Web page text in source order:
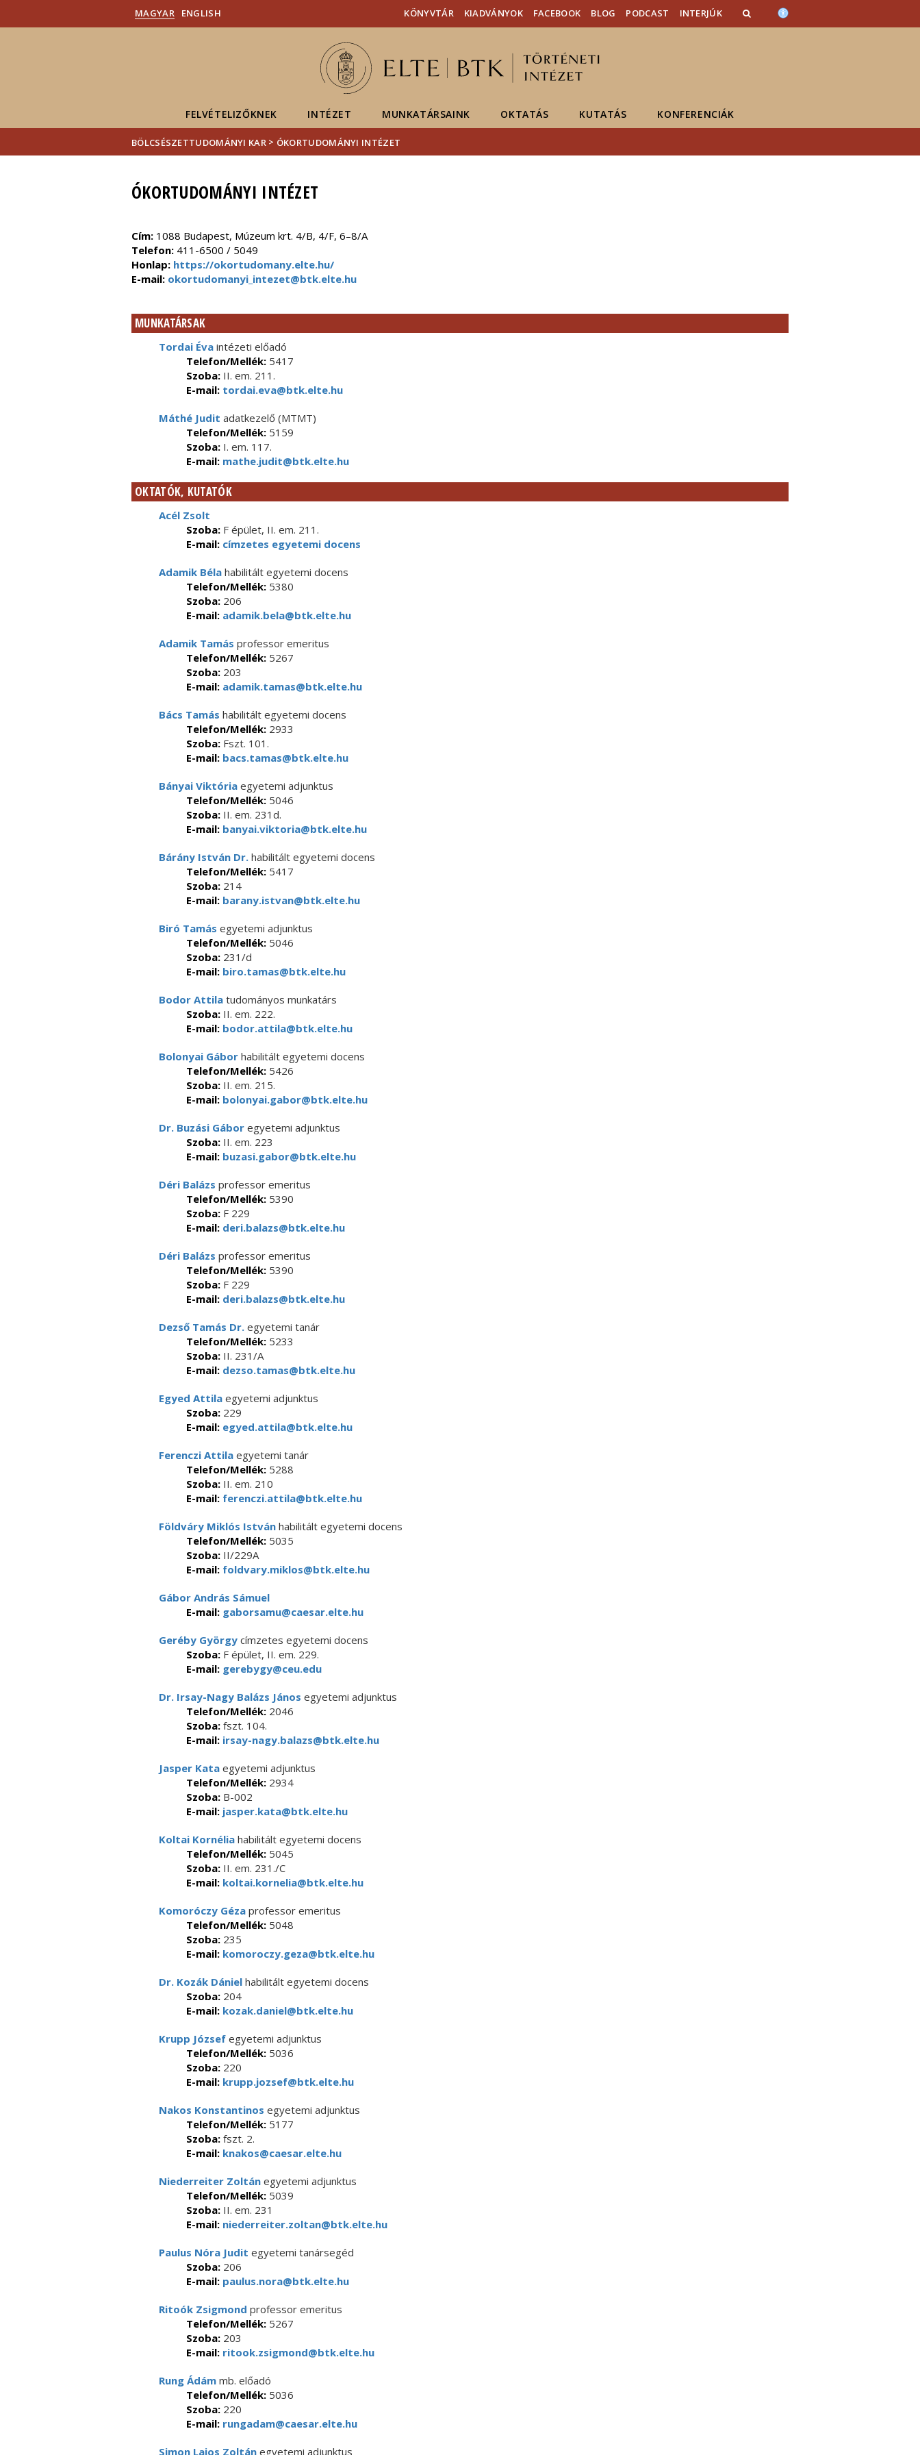
Hírek
Események
ELTE a
MAGYAR ENGLISH KÖNYVTÁR KIADVÁNYOK FACEBOOK BLOG PODCAST INTERJÚK
FELVÉTELIZŐKNEK INTÉZET MUNKATÁRSAINK OKTATÁS KUTATÁS KONFERENCIÁK
BÖLCSÉSZETTUDOMÁNYI KAR > ÓKORTUDOMÁNYI INTÉZET
ÓKORTUDOMÁNYI INTÉZET
Cím: 1088 Budapest, Múzeum krt. 4/B, 4/F, 6–8/A
Telefon: 411-6500 / 5049
Honlap: https://okortudomany.elte.hu/
E-mail: okortudomanyi_intezet@btk.elte.hu
MUNKATÁRSAK
Tordai Éva intézeti előadó
Telefon/Mellék: 5417
Szoba: II. em. 211.
E-mail: tordai.eva@btk.elte.hu
Máthé Judit adatkezelő (MTMT)
Telefon/Mellék: 5159
Szoba: I. em. 117.
E-mail: mathe.judit@btk.elte.hu
OKTATÓK, KUTATÓK
Acél Zsolt
Szoba: F épület, II. em. 211.
E-mail: címzetes egyetemi docens
Adamik Béla habilitált egyetemi docens
Telefon/Mellék: 5380
Szoba: 206
E-mail: adamik.bela@btk.elte.hu
Adamik Tamás professor emeritus
Telefon/Mellék: 5267
Szoba: 203
E-mail: adamik.tamas@btk.elte.hu
Bács Tamás habilitált egyetemi docens
Telefon/Mellék: 2933
Szoba: Fszt. 101.
E-mail: bacs.tamas@btk.elte.hu
Bányai Viktória egyetemi adjunktus
Telefon/Mellék: 5046
Szoba: II. em. 231d.
E-mail: banyai.viktoria@btk.elte.hu
Bárány István Dr. habilitált egyetemi docens
Telefon/Mellék: 5417
Szoba: 214
E-mail: barany.istvan@btk.elte.hu
Biró Tamás egyetemi adjunktus
Telefon/Mellék: 5046
Szoba: 231/d
E-mail: biro.tamas@btk.elte.hu
Bodor Attila tudományos munkatárs
Szoba: II. em. 222.
E-mail: bodor.attila@btk.elte.hu
Bolonyai Gábor habilitált egyetemi docens
Telefon/Mellék: 5426
Szoba: II. em. 215.
E-mail: bolonyai.gabor@btk.elte.hu
Dr. Buzási Gábor egyetemi adjunktus
Szoba: II. em. 223
E-mail: buzasi.gabor@btk.elte.hu
Déri Balázs professor emeritus
Telefon/Mellék: 5390
Szoba: F 229
E-mail: deri.balazs@btk.elte.hu
Déri Balázs professor emeritus
Telefon/Mellék: 5390
Szoba: F 229
E-mail: deri.balazs@btk.elte.hu
Dezső Tamás Dr. egyetemi tanár
Telefon/Mellék: 5233
Szoba: II. 231/A
E-mail: dezso.tamas@btk.elte.hu
Egyed Attila egyetemi adjunktus
Szoba: 229
E-mail: egyed.attila@btk.elte.hu
Ferenczi Attila egyetemi tanár
Telefon/Mellék: 5288
Szoba: II. em. 210
E-mail: ferenczi.attila@btk.elte.hu
Földváry Miklós István habilitált egyetemi docens
Telefon/Mellék: 5035
Szoba: II/229A
E-mail: foldvary.miklos@btk.elte.hu
Gábor András Sámuel
E-mail: gaborsamu@caesar.elte.hu
Geréby György címzetes egyetemi docens
Szoba: F épület, II. em. 229.
E-mail: gerebygy@ceu.edu
Dr. Irsay-Nagy Balázs János egyetemi adjunktus
Telefon/Mellék: 2046
Szoba: fszt. 104.
E-mail: irsay-nagy.balazs@btk.elte.hu
Jasper Kata egyetemi adjunktus
Telefon/Mellék: 2934
Szoba: B-002
E-mail: jasper.kata@btk.elte.hu
Koltai Kornélia habilitált egyetemi docens
Telefon/Mellék: 5045
Szoba: II. em. 231./C
E-mail: koltai.kornelia@btk.elte.hu
Komoróczy Géza professor emeritus
Telefon/Mellék: 5048
Szoba: 235
E-mail: komoroczy.geza@btk.elte.hu
Dr. Kozák Dániel habilitált egyetemi docens
Szoba: 204
E-mail: kozak.daniel@btk.elte.hu
Krupp József egyetemi adjunktus
Telefon/Mellék: 5036
Szoba: 220
E-mail: krupp.jozsef@btk.elte.hu
Nakos Konstantinos egyetemi adjunktus
Telefon/Mellék: 5177
Szoba: fszt. 2.
E-mail: knakos@caesar.elte.hu
Niederreiter Zoltán egyetemi adjunktus
Telefon/Mellék: 5039
Szoba: II. em. 231
E-mail: niederreiter.zoltan@btk.elte.hu
Paulus Nóra Judit egyetemi tanársegéd
Szoba: 206
E-mail: paulus.nora@btk.elte.hu
Ritoók Zsigmond professor emeritus
Telefon/Mellék: 5267
Szoba: 203
E-mail: ritook.zsigmond@btk.elte.hu
Rung Ádám mb. előadó
Telefon/Mellék: 5036
Szoba: 220
E-mail: rungadam@caesar.elte.hu
Simon Lajos Zoltán egyetemi adjunktus